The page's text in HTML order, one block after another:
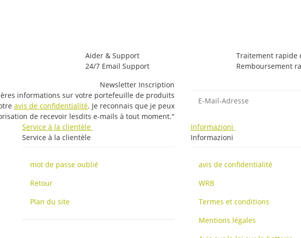
Aider & Support
24/7 Email Support
Traitement rapide
Remboursement
Newsletter Inscription
informations sur votre portefeuille de produits
avis de confidentialité. Je reconnais que je peux
de recevoir lesdits e-mails à tout moment."
Service à la clientèle
Service à la clientèle
mot de passe oublié
Retour
Plan du site
Informazioni
Informazioni
avis de confidentialité
WRB
Termes et conditions
Mentions légales